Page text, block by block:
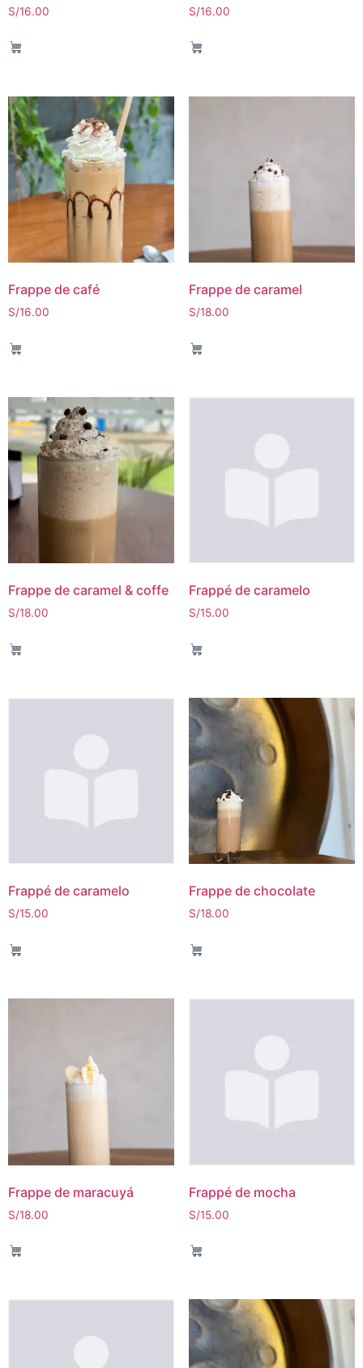
S/16.00 S/16.00
Frappe de café
S/16.00
Frappe de caramel
S/18.00
Frappe de caramel & coffe
S/18.00
Frappé de caramelo
S/15.00
Frappé de caramelo
S/15.00
Frappe de chocolate
S/18.00
Frappe de maracuyá
S/18.00
Frappé de mocha
S/15.00